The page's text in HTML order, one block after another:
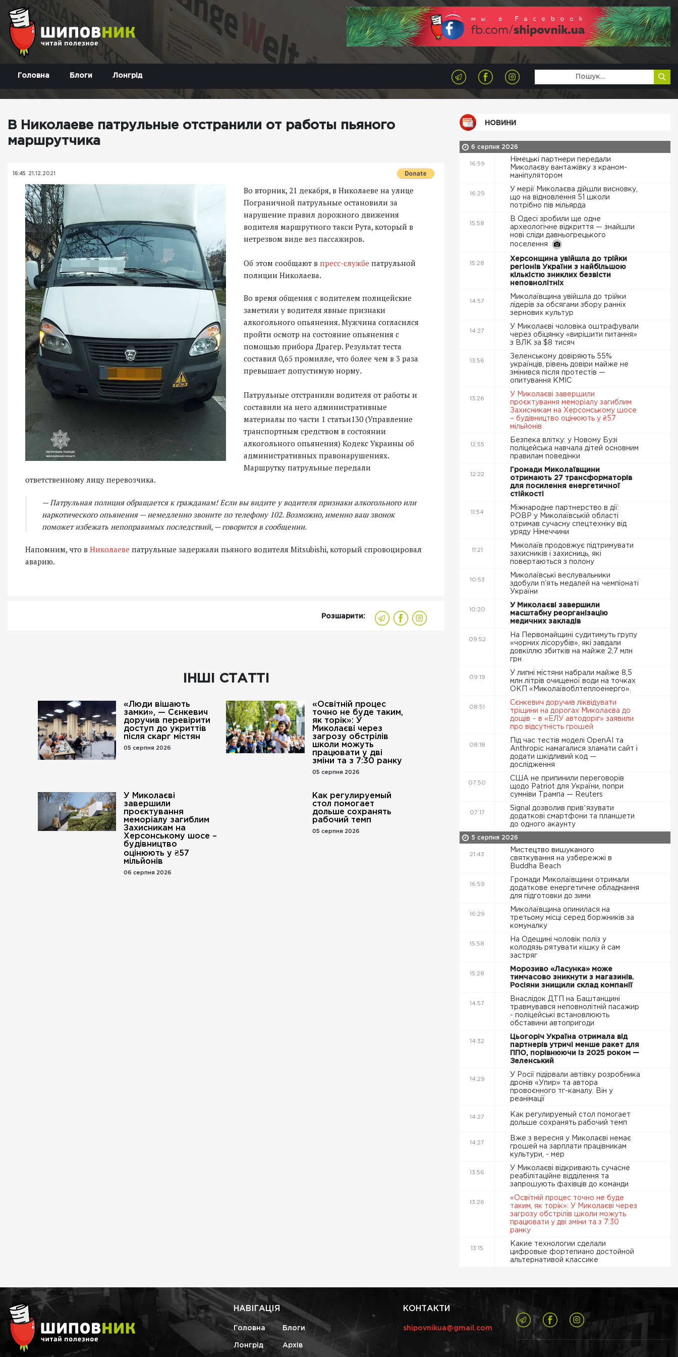
Головна Блоги Лонгрід
В Николаеве патрульные отстранили от работы пьяного
маршрутчика
16:45 21.12.2021
Во вторник, 21 декабря, в Николаеве на улице
Пограничной патрульные остановили за
нарушение правил дорожного движения
водителя маршрутного такси Рута, который в
нетрезвом виде вез пассажиров.
Об этом сообщают в пресс-службе патрульной
полиции Николаева.
Во время общения с водителем полицейские
заметили у водителя явные признаки
алкогольного опьянения. Мужчина согласился
пройти осмотр на состояние опьянения с
помощью прибора Драгер. Результат теста
составил 0,65 промилле, что более чем в 3 раза
превышает допустимую норму.
Патрульные отстранили водителя от работы и
составили на него административные
материалы по части 1 статьи130 (Управление
транспортным средством в состоянии
алкогольного опьянения) Кодекс Украины об
административных правонарушениях.
Маршрутку патрульные передали
ответственному лицу перевозчика.
— Патрульная полиция обращается к гражданам! Если вы видите у водителя признаки алкогольного или
наркотического опьянения — немедленно звоните по телефону 102. Возможно, именно ваш звонок
поможет избежать непоправимых последствий, — говорится в сообщении.
Напомним, что в Николаеве патрульные задержали пьяного водителя Mitsubishi, который спровоцировал
аварию.
Розшарити:
ІНШІ СТАТТІ
«Люди вішають
замки», — Сєнкевич
доручив перевірити
доступ до укриттів
після скарг містян
05 серпня 2026
«Освітній процес
точно не буде таким,
як торік»: У
Миколаєві через
загрозу обстрілів
школи можуть
працювати у дві
зміни та з 7:30 ранку
05 серпня 2026
У Миколаєві
завершили
проєктування
меморіалу загиблим
Захисникам на
Херсонському шосе –
будівництво
оцінюють у ₴57
мільйонів
06 серпня 2026
Как регулируемый
стол помогает
дольше сохранять
рабочий темп
05 серпня 2026
НОВИНИ
6 серпня 2026
16:59
Німецькі партнери передали
Миколаєву вантажівку з краном-
маніпулятором
16:29
У мерії Миколаєва дійшли висновку,
що на відновлення 51 школи
потрібно пів мільярда
15:58
В Одесі зробили ще одне
археологічне відкриття — знайшли
нові сліди давньогрецького
поселення
15:28
Херсонщина увійшла до трійки
регіонів України з найбільшою
кількістю зниклих безвісти
неповнолітніх
14:57
Миколаївщина увійшла до трійки
лідерів за обсягами збору ранніх
зернових культур
14:27
У Миколаєві чоловіка оштрафували
через обіцянку «вирішити питання»
з ВЛК за $8 тисяч
13:56
Зеленському довіряють 55%
українців, рівень довіри майже не
змінився після протестів —
опитування КМІС
13:26
У Миколаєві завершили
проєктування меморіалу загиблим
Захисникам на Херсонському шосе
– будівництво оцінюють у ₴57
мільйонів
12:55
Безпека влітку: у Новому Бузі
поліцейська навчала дітей основним
правилам поведінки
12:22
Громади Миколаївщини
отримають 27 трансформаторів
для посилення енергетичної
стійкості
11:54
Міжнародне партнерство в дії:
РОВР у Миколаївській області
отримав сучасну спецтехніку від
уряду Німеччини
11:21
Миколаїв продовжує підтримувати
захисників і захисниць, які
повертаються з полону
10:53
Миколаївські веслувальники
здобули п’ять медалей на чемпіонаті
України
10:20
У Миколаєві завершили
масштабну реорганізацію
медичних закладів
09:52
На Первомайщині судитимуть групу
«чорних лісорубів», які завдали
довкіллю збитків на майже 2,7 млн
грн
09:19
У липні містяни набрали майже 8,5
млн літрів очищеної води на точках
ОКП «Миколаївоблтеплоенерго».
08:51
Сєнкевич доручив ліквідувати
тріщини на дорогах Миколаєва до
дощів – в «ЕЛУ автодоріг» заявили
про відсутність грошей
08:18
Під час тестів моделі OpenAI та
Anthropic намагалися зламати сайт і
додати шкідливий код —
дослідження
07:50
США не припинили переговорів
щодо Patriot для України, попри
сумніви Трампа — Reuters
07:17
Signal дозволив привʼязувати
додаткові смартфони та планшети
до одного акаунту
5 серпня 2026
21:43
Мистецтво вишуканого
святкування на узбережжі в
Buddha Beach
16:59
Громади Миколаївщини отримали
додаткове енергетичне обладнання
для підготовки до зими
16:29
Миколаївщина опинилася на
третьому місці серед боржників за
комуналку
15:58
На Одещині чоловік поліз у
колодязь рятувати кішку й сам
застряг
15:28
Морозиво «Ласунка» може
тимчасово зникнути з магазинів.
Росіяни знищили склад компанії
14:57
Внаслідок ДТП на Баштанщині
травмувався неповнолітній пасажир
- поліцейські встановлюють
обставини автопригоди
14:32
Цьогоріч Україна отримала від
партнерів утричі менше ракет для
ППО, порівнюючи із 2025 роком —
Зеленський
14:29
У Росії підірвали автівку розробника
дронів «Упир» та автора
провоєнного тг-каналу. Він у
реанімації
14:27
Как регулируемый стол помогает
дольше сохранять рабочий темп
14:27
Вже з вересня у Миколаєві немає
грошей на зарплати працівникам
культури, - мер
13:56
У Миколаєві відкривають сучасне
реабілітаційне відділення та
запрошують фахівців до команди
13:26
«Освітній процес точно не буде
таким, як торік»: У Миколаєві через
загрозу обстрілів школи можуть
працювати у дві зміни та з 7:30
ранку
13:15
Какие технологии сделали
цифровые фортепиано достойной
альтернативой классике
НАВІГАЦІЯ
Головна Блоги
Лонгрід Архів
КОНТАКТИ
shipovnikua@gmail.com